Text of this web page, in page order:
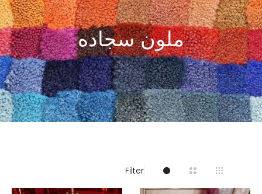
ملون سجاده
Filter